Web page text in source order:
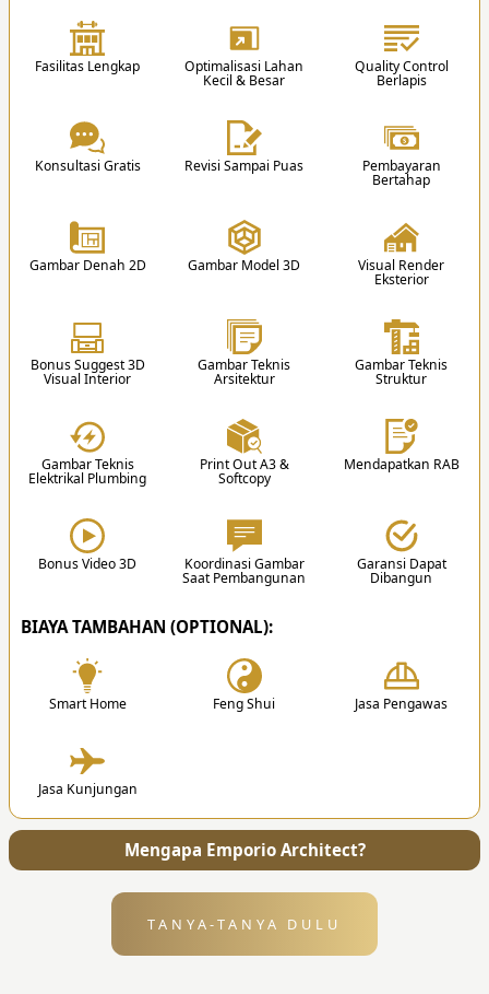
Ini 75 Istilah Arsitektur yang Perlu Dipahami
dalam Desain Rumah
Daftar Gambar Teknis untuk Perencanaan Desain
Rumah
Video Edukasi Arsitektur
Team kami akan memberikan proposal harga /
biaya pembuatan desain.
3. Desain
Setelah proposal disetujui, team akan memulai
proses mendesain sesuai hasil diskusi.
Setelah desain selesai, kami akan mengirimkan
semua file dan gambar kerja ke alamat Anda.
1 K. Tidur Utama
1 K. Mandi Utama
1 Walk in Closet Utama
1 K. Mandi Pembantu
1 R. Tamu
1 Dapur Kering
1 Dapur Basah
1 Gudang
Carport 2 Mobil
Kolam Renang
3 K. Tidur Anak + KM Dalam
1 K. Mandi Luar
1 K. Suci/Mushola
1 R. Movie
Balkon Belakang
Fasilitas Lengkap Optimalisasi Lahan
Kecil & Besar
Quality Control
Berlapis
Konsultasi Gratis Revisi Sampai Puas Pembayaran
Bertahap
Gambar Denah 2D Gambar Model 3D Visual Render
Eksterior
Bonus Suggest 3D
Visual Interior
Gambar Teknis
Arsitektur
Gambar Teknis
Struktur
Gambar Teknis
Elektrikal Plumbing
Print Out A3 &
Softcopy
Mendapatkan RAB
Bonus Video 3D Koordinasi Gambar
Saat Pembangunan
Garansi Dapat
Dibangun
BIAYA TAMBAHAN (OPTIONAL):
Smart Home Feng Shui Jasa Pengawas
Jasa Kunjungan
Mengapa Emporio Architect?
TANYA-TANYA DULU